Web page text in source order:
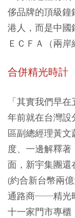
侈品牌的頂級鐘
港人，而是中國
ＥＣＦＡ（兩
合併精光時計
「其實我們早
年前就在台灣設
區副總經理黃文
度、一邊解釋
面，新宇集團
(約合新台幣兩
通路商──精光
十一家門市專櫃